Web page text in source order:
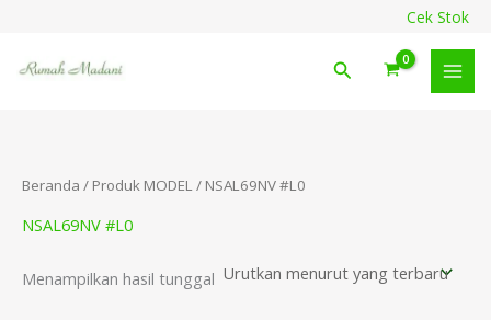
konten
Cek Stok
Cari
Beranda / Produk MODEL / NSAL69NV #L0
NSAL69NV #L0
Menampilkan hasil tunggal